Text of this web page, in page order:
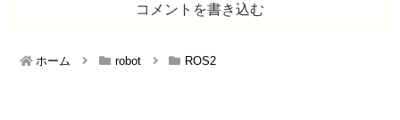
コメントを書き込む
ホーム robot ROS2